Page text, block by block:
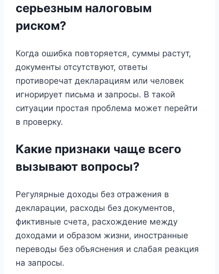
серьезным налоговым
риском?
Когда ошибка повторяется, суммы растут,
документы отсутствуют, ответы
противоречат декларациям или человек
игнорирует письма и запросы. В такой
ситуации простая проблема может перейти
в проверку.
Какие признаки чаще всего
вызывают вопросы?
Регулярные доходы без отражения в
декларации, расходы без документов,
фиктивные счета, расхождение между
доходами и образом жизни, иностранные
переводы без объяснения и слабая реакция
на запросы.